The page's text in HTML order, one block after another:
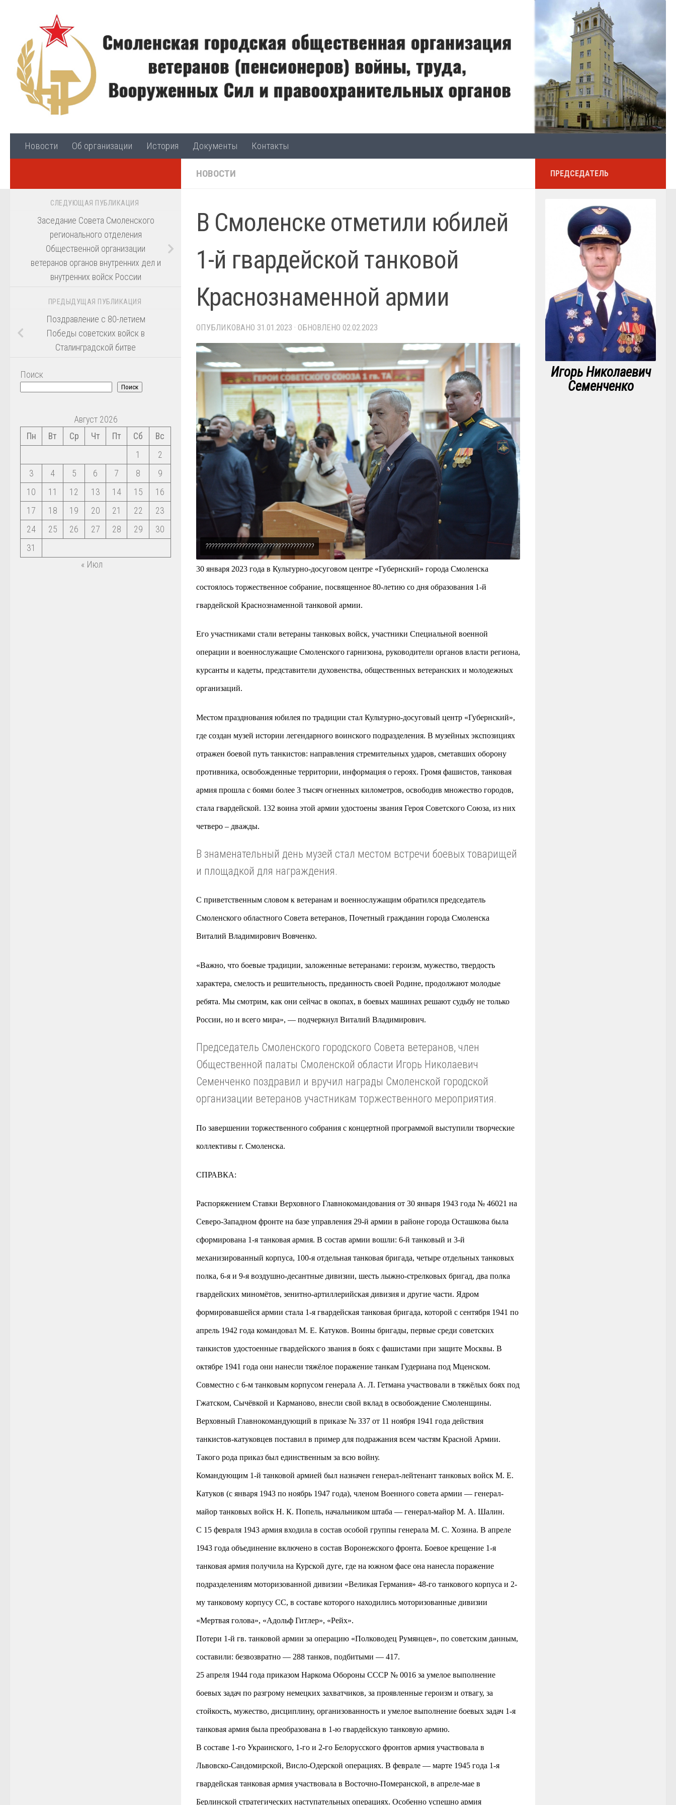
Skip to content
Новости Об организации История Документы Контакты
НОВОСТИ
В Смоленске отметили юбилей
1-й гвардейской танковой
Краснознаменной армии
ОПУБЛИКОВАНО 31.01.2023 · ОБНОВЛЕНО 02.02.2023
????????????????????????????????????
30 января 2023 года в Культурно-досуговом центре «Губернский» города Смоленска
состоялось торжественное собрание, посвященное 80-летию со дня образования 1-й
гвардейской Краснознаменной танковой армии.
Его участниками стали ветераны танковых войск, участники Специальной военной
операции и военнослужащие Смоленского гарнизона, руководители органов власти региона,
курсанты и кадеты, представители духовенства, общественных ветеранских и молодежных
организаций.
Местом празднования юбилея по традиции стал Культурно-досуговый центр «Губернский»,
где создан музей истории легендарного воинского подразделения. В музейных экспозициях
отражен боевой путь танкистов: направления стремительных ударов, сметавших оборону
противника, освобожденные территории, информация о героях. Громя фашистов, танковая
армия прошла с боями более 3 тысяч огненных километров, освободив множество городов,
стала гвардейской. 132 воина этой армии удостоены звания Героя Советского Союза, из них
четверо – дважды.
В знаменательный день музей стал местом встречи боевых товарищей
и площадкой для награждения.
С приветственным словом к ветеранам и военнослужащим обратился председатель
Смоленского областного Совета ветеранов, Почетный гражданин города Смоленска
Виталий Владимирович Вовченко.
«Важно, что боевые традиции, заложенные ветеранами: героизм, мужество, твердость
характера, смелость и решительность, преданность своей Родине, продолжают молодые
ребята. Мы смотрим, как они сейчас в окопах, в боевых машинах решают судьбу не только
России, но и всего мира», — подчеркнул Виталий Владимирович.
Председатель Смоленского городского Совета ветеранов, член
Общественной палаты Смоленской области Игорь Николаевич
Семенченко поздравил и вручил награды Смоленской городской
организации ветеранов участникам торжественного мероприятия.
По завершении торжественного собрания с концертной программой выступили творческие
коллективы г. Смоленска.
СПРАВКА:
Распоряжением Ставки Верховного Главнокомандования от 30 января 1943 года № 46021 на
Северо-Западном фронте на базе управления 29-й армии в районе города Осташкова была
сформирована 1-я танковая армия. В состав армии вошли: 6-й танковый и 3-й
механизированный корпуса, 100-я отдельная танковая бригада, четыре отдельных танковых
полка, 6-я и 9-я воздушно-десантные дивизии, шесть лыжно-стрелковых бригад, два полка
гвардейских миномётов, зенитно-артиллерийская дивизия и другие части. Ядром
формировавшейся армии стала 1-я гвардейская танковая бригада, которой с сентября 1941 по
апрель 1942 года командовал М. Е. Катуков. Воины бригады, первые среди советских
танкистов удостоенные гвардейского звания в боях с фашистами при защите Москвы. В
октябре 1941 года они нанесли тяжёлое поражение танкам Гудериана под Мценском.
Совместно с 6-м танковым корпусом генерала А. Л. Гетмана участвовали в тяжёлых боях под
Гжатском, Сычёвкой и Карманово, внесли свой вклад в освобождение Смоленщины.
Верховный Главнокомандующий в приказе № 337 от 11 ноября 1941 года действия
танкистов-катуковцев поставил в пример для подражания всем частям Красной Армии.
Такого рода приказ был единственным за всю войну.
Командующим 1-й танковой армией был назначен генерал-лейтенант танковых войск М. Е.
Катуков (с января 1943 по ноябрь 1947 года), членом Военного совета армии — генерал-
майор танковых войск Н. К. Попель, начальником штаба — генерал-майор М. А. Шалин.
С 15 февраля 1943 армия входила в состав особой группы генерала М. С. Хозина. В апреле
1943 года объединение включено в состав Воронежского фронта. Боевое крещение 1-я
танковая армия получила на Курской дуге, где на южном фасе она нанесла поражение
подразделениям моторизованной дивизии «Великая Германия» 48-го танкового корпуса и 2-
му танковому корпусу СС, в составе которого находились моторизованные дивизии
«Мертвая голова», «Адольф Гитлер», «Рейх».
Потери 1-й гв. танковой армии за операцию «Полководец Румянцев», по советским данным,
составили: безвозвратно — 288 танков, подбитыми — 417.
25 апреля 1944 года приказом Наркома Обороны СССР № 0016 за умелое выполнение
боевых задач по разгрому немецких захватчиков, за проявленные героизм и отвагу, за
стойкость, мужество, дисциплину, организованность и умелое выполнение боевых задач 1-я
танковая армия была преобразована в 1-ю гвардейскую танковую армию.
В составе 1-го Украинского, 1-го и 2-го Белорусского фронтов армия участвовала в
Львовско-Сандомирской, Висло-Одерской операциях. В феврале — марте 1945 года 1-я
гвардейская танковая армия участвовала в Восточно-Померанской, в апреле-мае в
Берлинской стратегических наступательных операциях. Особенно успешно армия
СЛЕДУЮЩАЯ ПУБЛИКАЦИЯ
Заседание Совета Смоленского
регионального отделения
Общественной организации
ветеранов органов внутренних дел и
внутренних войск России
ПРЕДЫДУЩАЯ ПУБЛИКАЦИЯ
Поздравление с 80-летием
Победы советских войск в
Сталинградской битве
Поиск
Поиск
Август 2026
Пн
Вт Ср Чт Пт Сб
Вс
1
2
3
4 5 6 7 8
9
10
11 12 13 14 15
16
17
18 19 20 21 22
23
24
25 26 27 28 29
30
31
« Июл
ПРЕДСЕДАТЕЛЬ
Игорь Николаевич
Семенченко